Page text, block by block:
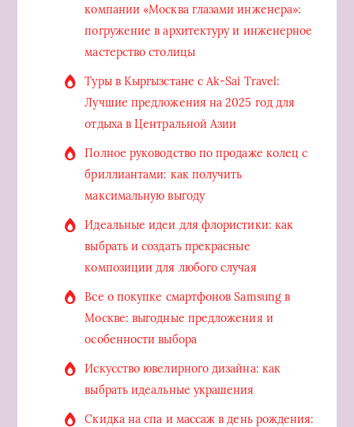
компании «Москва глазами инженера»:
погружение в архитектуру и инженерное
мастерство столицы
Туры в Кыргызстане с Ak-Sai Travel:
Лучшие предложения на 2025 год для
отдыха в Центральной Азии
Полное руководство по продаже колец с
бриллиантами: как получить
максимальную выгоду
Идеальные идеи для флористики: как
выбрать и создать прекрасные
композиции для любого случая
Все о покупке смартфонов Samsung в
Москве: выгодные предложения и
особенности выбора
Искусство ювелирного дизайна: как
выбрать идеальные украшения
Скидка на спа и массаж в день рождения: